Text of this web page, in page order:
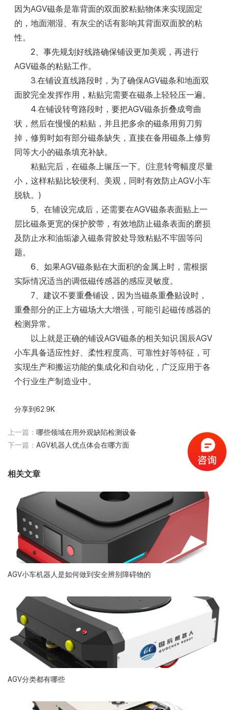
因为AGV磁条是靠背面的双面胶粘贴物体来实现固定
的，地面潮湿、有灰尘的话有影响其背面双面胶的粘
性。
2、事先规划好线路确保铺设更加美观，再进行
AGV磁条的粘贴工作。
3.在铺设直线路段时，为了确保AGV磁条和地面双
面胶完全发挥作用，粘贴完需要在磁条上轻轻压一遍。
4.在铺设转弯路段时，要把AGV磁条折叠成弯曲
状，然后在慢慢的粘贴，并且把多余的磁条用剪刀剪
掉，修剪时如有部分磁条缺失，直接在备用磁条上修剪
同等大小的磁条填充补缺。
粘贴完后，在磁条上辗压一下。(注意转弯幅度尽量
小，这样粘贴比较便利、美观，同时有效防止AGV小车
脱轨。)
5、在辅设完成后，还需要在AGV磁条表面贴上一
层比磁条更宽的保护胶带，有效地防止磁条表面的磨损
及防止水和油垢渗入磁条背胶处导致粘贴不牢固等问
题。
6、如果AGV磁条贴在大面积的金属上时，需根据
实际情况适当的调低磁传感器的感应灵敏度。
7、建议不要重叠铺设，因为当磁条重叠贴设时，
重叠部分的正上方磁场大大增强，可能引起磁传感器的
检测异常。
以上就是正确的铺设AGV磁条的相关知识.国辰AGV
小车具备适应性好、柔性程度高、可靠性好等特征，可
实现生产和搬运功能的集成化和自动化，广泛应用于各
个行业生产制造业中。
分享到62.9K
上一篇： 哪些领域在用外观缺陷检测设备
下一篇： AGV机器人优点体会在哪方面
相关文章
AGV小车机器人是如何做到安全辨别障碍物的
AGV分类都有哪些